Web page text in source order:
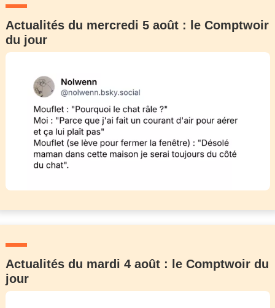
Actualités du mercredi 5 août : le Comptwoir
du jour
Actualités du mardi 4 août : le Comptwoir du
jour